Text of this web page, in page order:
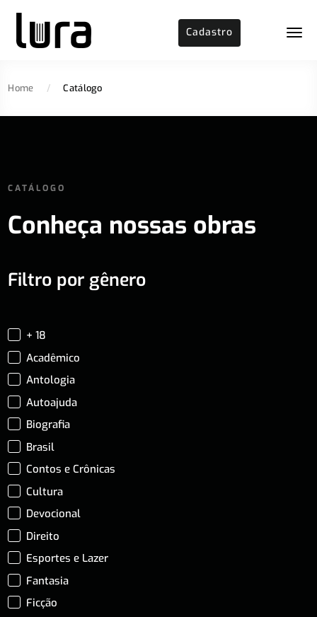
Cadastro
Home / Catálogo
CATÁLOGO
Conheça nossas obras
Filtro por gênero
+ 18
Acadêmico
Antologia
Autoajuda
Biografia
Brasil
Contos e Crônicas
Cultura
Devocional
Direito
Esportes e Lazer
Fantasia
Ficção